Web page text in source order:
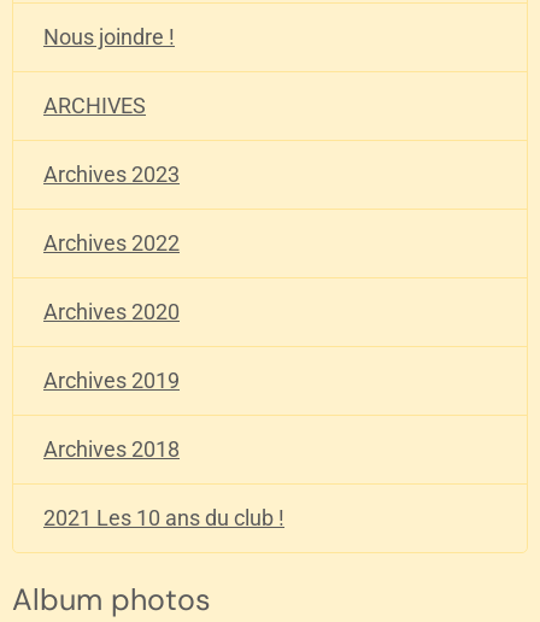
Nous joindre !
ARCHIVES
Archives 2023
Archives 2022
Archives 2020
Archives 2019
Archives 2018
2021 Les 10 ans du club !
Album photos